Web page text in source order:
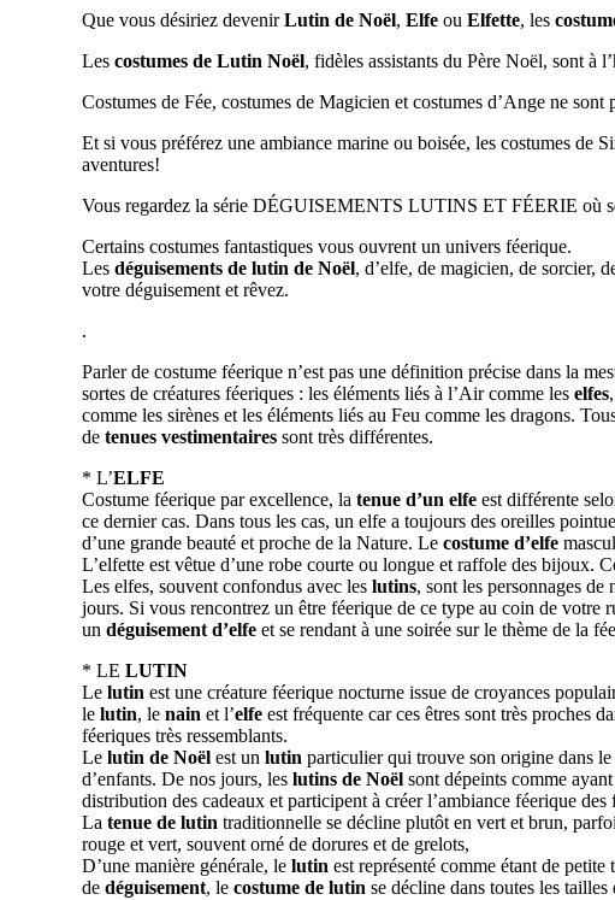
Que vous désiriez devenirLutin de Noël, Elfe ou Elfette, les
Les costumes de Lutin Noël, fidèles assistants du Père Noël, sont à
Costumes de Fée, costumes de Magicien et costumes d’Ange ne
Et si vous préférez une ambiance marine ou boisée, les costumes de
aventures!
Vous regardez la série DÉGUISEMENTS LUTINS ET FÉERIE où
Certains costumes fantastiques vous ouvrent un univers féerique.
Les déguisements de lutin de Noël, d’elfe, de magicien, de sorcier,
votre déguisement et rêvez.
.
Parler de costume féerique n’est pas une définition précise dans la
sortes de créatures féeriques : les éléments liés à l’Air comme les elfes
comme les sirènes et les éléments liés au Feu comme les dragons.
de tenues vestimentaires sont très différentes.
* L’ELFE
Costume féerique par excellence, la tenue d’un elfe est différente
ce dernier cas. Dans tous les cas, un elfe a toujours des oreilles
d’une grande beauté et proche de la Nature. Le costume d’elfe
L’elfette est vêtue d’une robe courte ou longue et raffole des bijoux.
Les elfes, souvent confondus avec les lutins, sont les personnages
jours. Si vous rencontrez un être féerique de ce type au coin de votre
un déguisement d’elfe et se rendant à une soirée sur le thème de la
* LE LUTIN
Le lutin est une créature féerique nocturne issue de croyances
le lutin, le nain et l’elfe est fréquente car ces êtres sont très proches
féeriques très ressemblants.
Le lutin de Noël est un lutin particulier qui trouve son origine dans
d’enfants. De nos jours, les lutins de Noël sont dépeints comme
distribution des cadeaux et participent à créer l’ambiance féerique des
La tenue de lutin traditionnelle se décline plutôt en vert et brun,
rouge et vert, souvent orné de dorures et de grelots,
D’une manière générale, le lutin est représenté comme étant de
de déguisement, le costume de lutin se décline dans toutes les